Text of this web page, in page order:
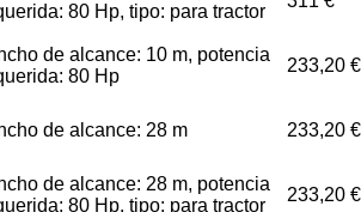
80 Hp, tipo: para tractor
de alcance: 10 m, potencia
80 Hp
233,20 €
de alcance: 28 m 233,20 €
de alcance: 28 m, potencia
80 Hp, tipo: para tractor
233,20 €